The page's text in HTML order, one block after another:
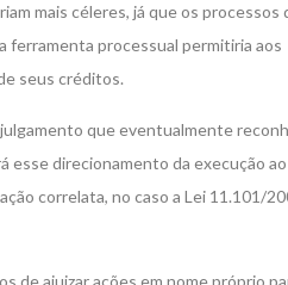
mais céleres, já que os processos
ferramenta processual permitiria aos
seus créditos.
que eventualmente
esse direcionamento da execução
correlata, no caso a Lei 11.101/
de ajuizar ações em nome próprio